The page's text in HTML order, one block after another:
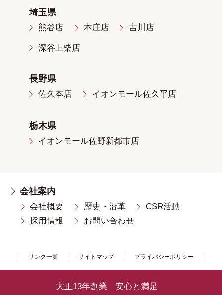
埼玉県
熊谷店 本庄店 吉川店
深谷上柴店
長野県
佐久本店 イオンモール佐久平店
栃木県
イオンモール佐野新都市店
会社案内
会社概要 歴史・沿革
CSR活動
採用情報
お問い合わせ
リンク一覧 サイトマップ プライバシーポリシー
大正13年創業 安心と満足